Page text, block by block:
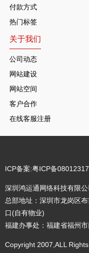
付款方式
热门标签
关于我们
公司动态
网站建设
网站空间
客户合作
在线客服注册
ICP备案:粤ICP备
深圳鸿运通网络科技有限公
总部地址：深圳市龙岗区
口(自有物业)
福建办事处：福建省福州
Copyright 2007,ALL